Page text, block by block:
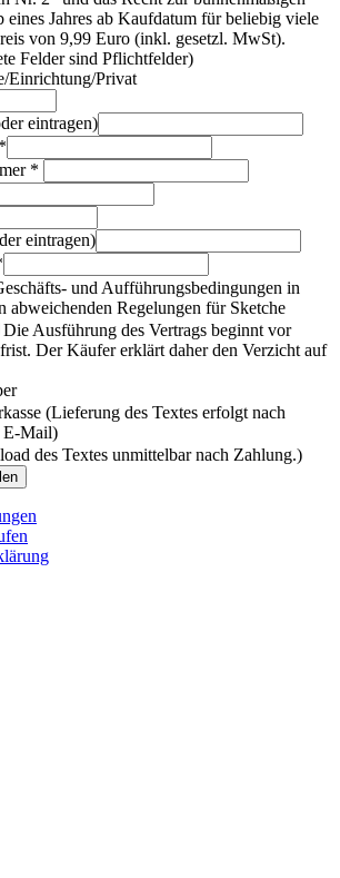
Jahres ab Kaufdatum für beliebig viele
von 9,99 Euro (inkl. gesetzl. MwSt).
Felder sind Pflichtfelder)
Einrichtung/Privat
eintragen)
*
eintragen)
und Aufführungsbedingungen in
abweichenden Regelungen für Sketche
Die Ausführung des Vertrags beginnt vor
Der Käufer erklärt daher den Verzicht auf
(Lieferung des Textes erfolgt nach
E-Mail)
des Textes unmittelbar nach Zahlung.)